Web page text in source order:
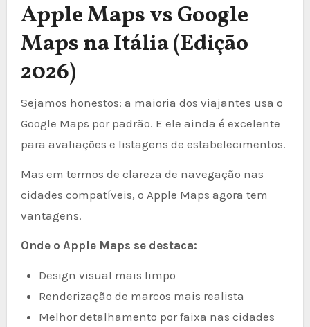
Apple Maps vs Google
Maps na Itália (Edição
2026)
Sejamos honestos: a maioria dos viajantes usa o
Google Maps por padrão. E ele ainda é excelente
para avaliações e listagens de estabelecimentos.
Mas em termos de clareza de navegação nas
cidades compatíveis, o Apple Maps agora tem
vantagens.
Onde o Apple Maps se destaca:
Design visual mais limpo
Renderização de marcos mais realista
Melhor detalhamento por faixa nas cidades